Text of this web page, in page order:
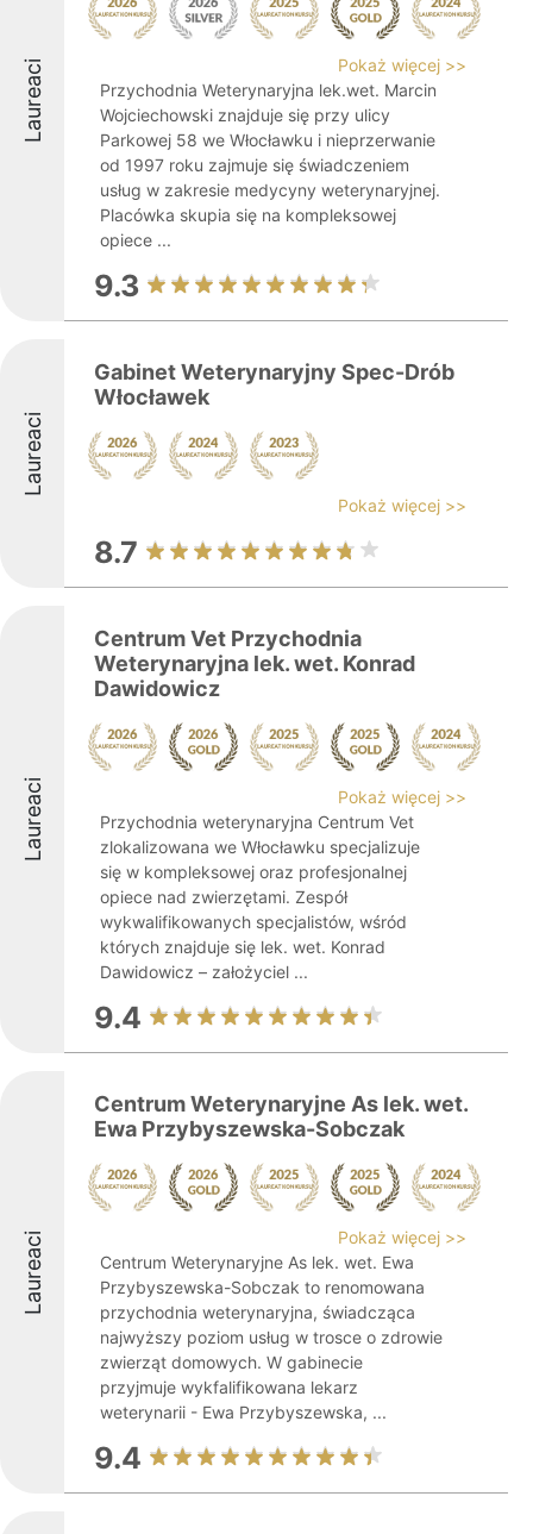
Laureaci
Pokaż więcej >>
Przychodnia Weterynaryjna lek.wet. Marcin
Wojciechowski znajduje się przy ulicy
Parkowej 58 we Włocławku i nieprzerwanie
od 1997 roku zajmuje się świadczeniem
usług w zakresie medycyny weterynaryjnej.
Placówka skupia się na kompleksowej
opiece ...
9.3
Laureaci
Gabinet Weterynaryjny Spec-Drób
Włocławek
Pokaż więcej >>
8.7
Laureaci
Centrum Vet Przychodnia
Weterynaryjna lek. wet. Konrad
Dawidowicz
Pokaż więcej >>
Przychodnia weterynaryjna Centrum Vet
zlokalizowana we Włocławku specjalizuje
się w kompleksowej oraz profesjonalnej
opiece nad zwierzętami. Zespół
wykwalifikowanych specjalistów, wśród
których znajduje się lek. wet. Konrad
Dawidowicz – założyciel ...
9.4
Laureaci
Centrum Weterynaryjne As lek. wet.
Ewa Przybyszewska-Sobczak
Pokaż więcej >>
Centrum Weterynaryjne As lek. wet. Ewa
Przybyszewska-Sobczak to renomowana
przychodnia weterynaryjna, świadcząca
najwyższy poziom usług w trosce o zdrowie
zwierząt domowych. W gabinecie
przyjmuje wykfalifikowana lekarz
weterynarii - Ewa Przybyszewska, ...
9.4